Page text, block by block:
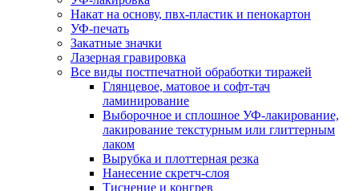
Накат на основу, пвх-пластик и пенокартон
УФ-печать
Закатные значки
Лазерная гравировка
Все виды постпечатной обработки тиражей
Глянцевое, матовое и софт-тач
ламинирование
Выборочное и сплошное УФ-лакирование,
лакирование текстурным или глиттерным
лаком
Вырубка и плоттерная резка
Нанесение скретч-слоя
Тиснение и конгрев